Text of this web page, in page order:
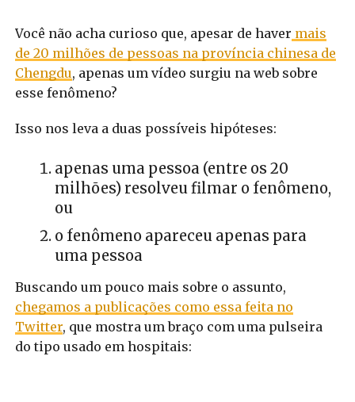
Você não acha curioso que, apesar de haver mais
de 20 milhões de pessoas na província chinesa de
Chengdu, apenas um vídeo surgiu na web sobre
esse fenômeno?
Isso nos leva a duas possíveis hipóteses:
apenas uma pessoa (entre os 20
milhões) resolveu filmar o fenômeno,
ou
o fenômeno apareceu apenas para
uma pessoa
Buscando um pouco mais sobre o assunto,
chegamos a publicações como essa feita no
Twitter, que mostra um braço com uma pulseira
do tipo usado em hospitais: